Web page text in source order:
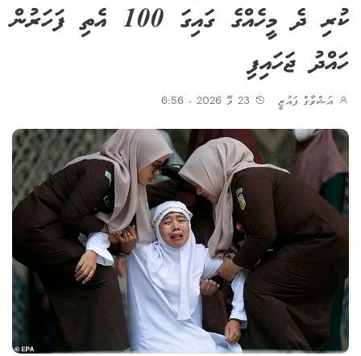
ކުރި ދެ މީހެއްގެ ގައިގަ 100 އެތި ފަހަރުން
ހައްދު ޖަހައިފި
އަޝްވާގް ފައުޒީ